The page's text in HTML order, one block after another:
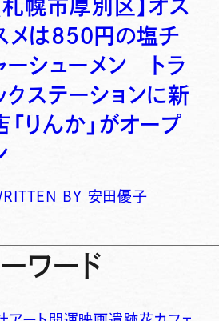
札幌市厚別区】オス
メは850円の塩チ
ーシューメン トラ
クステーションに新
「りんか」がオープ
BY 安田優子
ワード